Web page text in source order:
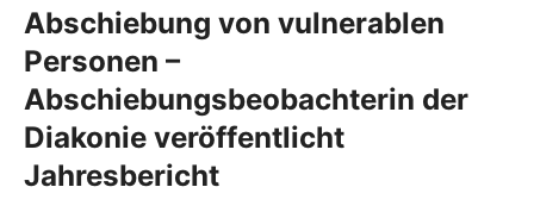
Abschiebung von vulnerablen
Personen –
Abschiebungsbeobachterin der
Diakonie veröffentlicht
Jahresbericht